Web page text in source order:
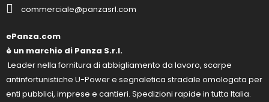
commerciale@panzasrl.com
ePanza.com
è un marchio di Panza S.r.l.
Leader nella fornitura di abbigliamento da lavoro, scarpe
antinfortunistiche U-Power e segnaletica stradale omologata per
enti pubblici, imprese e cantieri. Spedizioni rapide in tutta Italia.